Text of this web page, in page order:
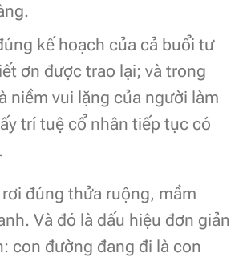
kế hoạch của cả buổi tư
ơn được trao lại; và trong
niềm vui lặng của người làm
trí tuệ cổ nhân tiếp tục có
đúng thửa ruộng, mầm
Và đó là dấu hiệu đơn giản
con đường đang đi là con